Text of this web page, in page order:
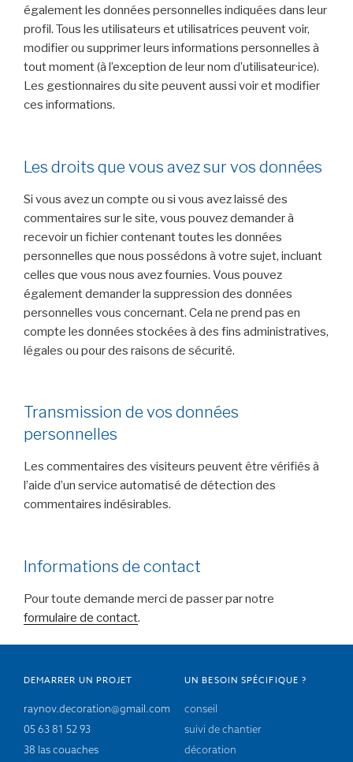
également les données personnelles indiquées dans leur
profil. Tous les utilisateurs et utilisatrices peuvent voir,
modifier ou supprimer leurs informations personnelles à
tout moment (à l’exception de leur nom d’utilisateur·ice).
Les gestionnaires du site peuvent aussi voir et modifier
ces informations.
Les droits que vous avez sur vos données
Si vous avez un compte ou si vous avez laissé des
commentaires sur le site, vous pouvez demander à
recevoir un fichier contenant toutes les données
personnelles que nous possédons à votre sujet, incluant
celles que vous nous avez fournies. Vous pouvez
également demander la suppression des données
personnelles vous concernant. Cela ne prend pas en
compte les données stockées à des fins administratives,
légales ou pour des raisons de sécurité.
Transmission de vos données
personnelles
Les commentaires des visiteurs peuvent être vérifiés à
l’aide d’un service automatisé de détection des
commentaires indésirables.
Informations de contact
Pour toute demande merci de passer par notre
formulaire de contact.
DEMARRER UN PROJET
raynov.decoration@gmail.com
05 63 81 52 93
38 las couaches
UN BESOIN SPÉCIFIQUE ?
conseil
suivi de chantier
décoration